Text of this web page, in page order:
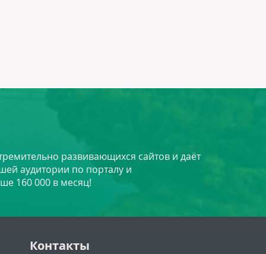
развивающихся сайтов и даёт
аудитории по порталу и
160 000 в месяц!
Контакты